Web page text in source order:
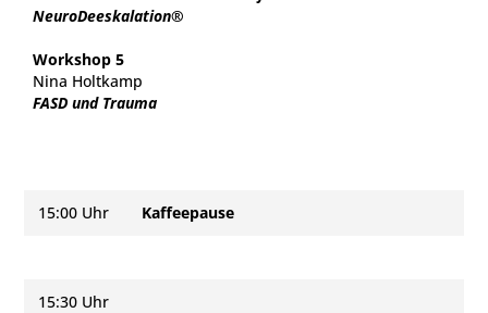
NeuroDeeskalation®
Workshop 5
Nina Holtkamp
FASD und Trauma
15:00 Uhr Kaffeepause
15:30 Uhr